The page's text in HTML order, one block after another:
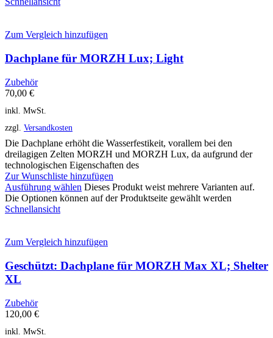
Zum Vergleich hinzufügen
Dachplane für MORZH Lux; Light
Zubehör
70,00 €
inkl. MwSt.
zzgl. Versandkosten
Die Dachplane erhöht die Wasserfestikeit, vorallem bei den
dreilagigen Zelten MORZH und MORZH Lux, da aufgrund der
technologischen Eigenschaften des
Zur Wunschliste hinzufügen
Ausführung wählen Dieses Produkt weist mehrere Varianten auf.
Die Optionen können auf der Produktseite gewählt werden
Schnellansicht
Zum Vergleich hinzufügen
Geschützt: Dachplane für MORZH Max XL; Shelter
XL
Zubehör
120,00 €
inkl. MwSt.